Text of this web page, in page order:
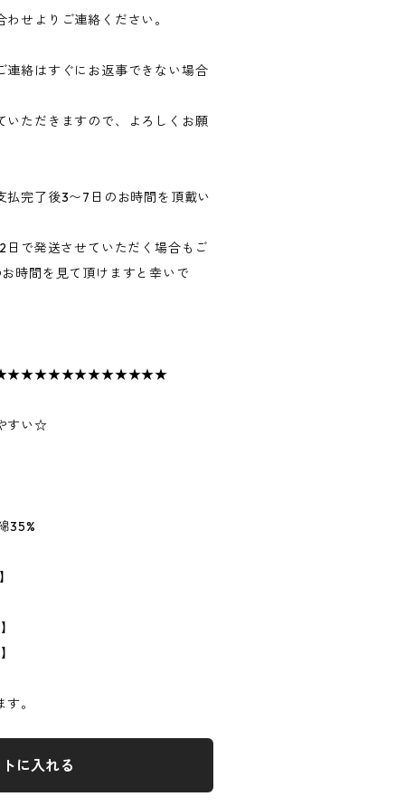
せよりご連絡ください。
連絡はすぐにお返事できない場合
いただきますので、よろしくお願
払完了後3〜7日のお時間を頂戴い
日で発送させていただく場合もご
時間を見て頂けますと幸いで
すい☆
35%
。
に入れる